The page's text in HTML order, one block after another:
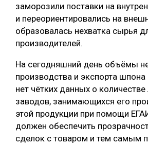
МЕБЕЛЬНОЕ ПРОИЗВОДСТВО
заморозили поставки на
и переориентировались на
образовалась нехватка сырья
производителей.
На сегодняшний день объёмы
производства и экспорта шпона
нет чётких данных о
заводов, занимающихся его
этой продукции при помощи
должен обеспечить
сделок с товаром и тем самым